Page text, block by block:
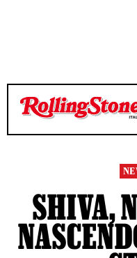
TEMPO DI LETTURA 3
TEMPO DI LETTURA 3
SHIVA,